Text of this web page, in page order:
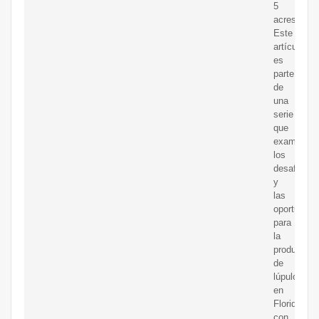
5
acres).
Este
artículo
es
parte
de
una
serie
que
examina
los
desafíos
y
las
para
la
producción
de
lúpulo
en
Florida